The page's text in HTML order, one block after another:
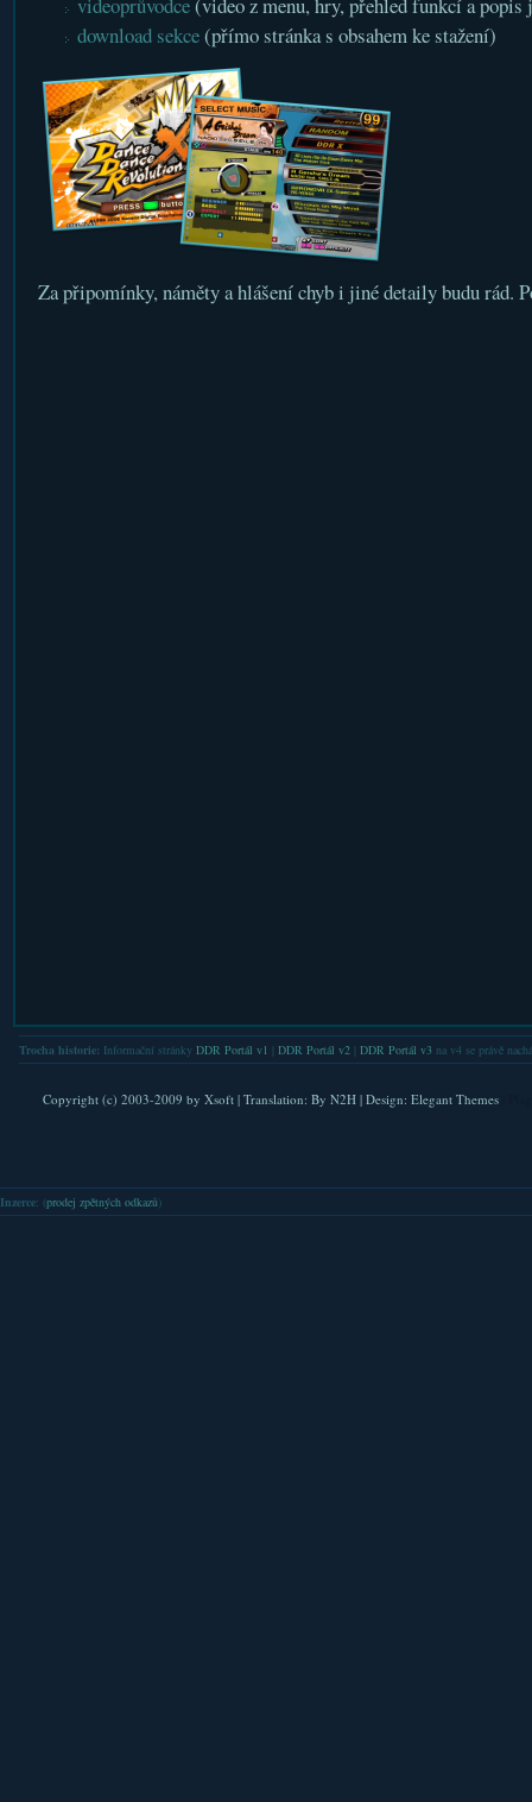
download sekce(přímo stránka s obsahem ke stažení)
Za připomínky, náměty a hlášení chyb i jiné detaily budu rád.
Trocha historie: Informační stránky DDR Portál v1 DDR Portál v2| DDR Portál v3na v4 se právě
Copyright (c) 2003-2009 by Xsoft| Translation: By N2H| Design: Elegant Themes
Inzerce: (prodej zpětných odkazů )